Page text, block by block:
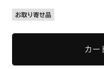
お取り寄せ品
カー